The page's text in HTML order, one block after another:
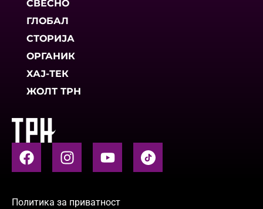
СВЕСНО
ГЛОБАЛ
СТОРИЈА
ОРГАНИК
ХАЈ-ТЕК
ЖОЛТ ТРН
Политика за приватност